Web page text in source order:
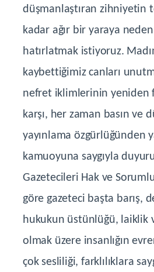
düşmanlaştıran zihniyetin
kadar ağır bir yaraya
hatırlatmak istiyoruz.
kaybettiğimiz canları
nefret iklimlerinin yeniden
karşı, her zaman basın ve
yayınlama özgürlüğünden
kamuoyuna saygıyla
Gazetecileri Hak ve
göre gazeteci başta barış,
hukukun üstünlüğü, laiklik
olmak üzere insanlığın
çok sesliliği, farklılıklara